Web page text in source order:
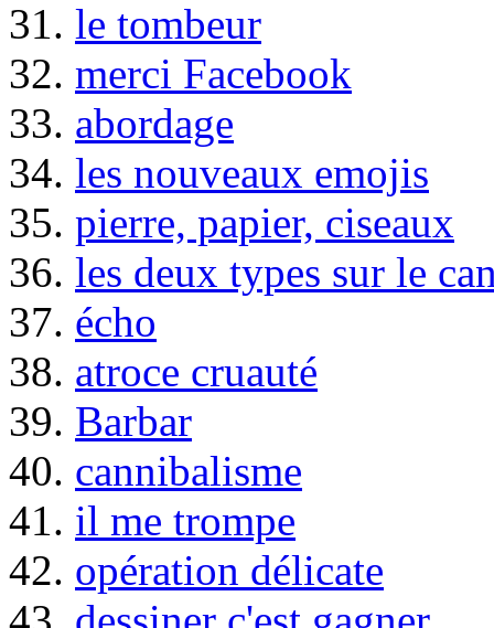
31. le tombeur
32. merci Facebook
33. abordage
34. les nouveaux emojis
35. pierre, papier, ciseaux
36. les deux types sur le
37. écho
38. atroce cruauté
39. Barbar
40. cannibalisme
41. il me trompe
42. opération délicate